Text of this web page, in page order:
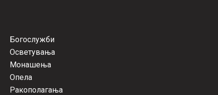
Богослужби
Осветувања
Монашења
Опела
Ракополагања